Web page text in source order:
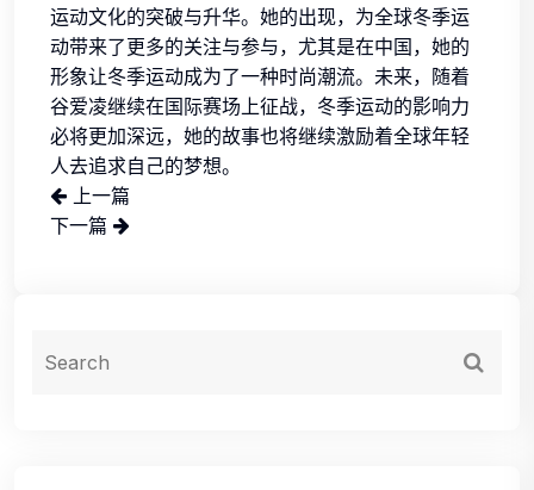
运动文化的突破与升华。她的出现，为全球冬季运
动带来了更多的关注与参与，尤其是在中国，她的
形象让冬季运动成为了一种时尚潮流。未来，随着
谷爱凌继续在国际赛场上征战，冬季运动的影响力
必将更加深远，她的故事也将继续激励着全球年轻
人去追求自己的梦想。
上一篇
下一篇